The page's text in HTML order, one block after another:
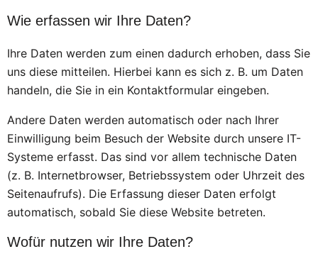
Wie erfassen wir Ihre Daten?
Ihre Daten werden zum einen dadurch erhoben, dass Sie
uns diese mitteilen. Hierbei kann es sich z. B. um Daten
handeln, die Sie in ein Kontaktformular eingeben.
Andere Daten werden automatisch oder nach Ihrer
Einwilligung beim Besuch der Website durch unsere IT-
Systeme erfasst. Das sind vor allem technische Daten
(z. B. Internetbrowser, Betriebssystem oder Uhrzeit des
Seitenaufrufs). Die Erfassung dieser Daten erfolgt
automatisch, sobald Sie diese Website betreten.
Wofür nutzen wir Ihre Daten?